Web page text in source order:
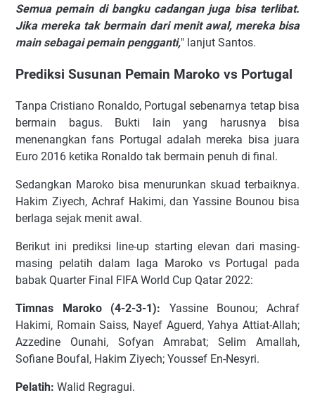
Semua pemain di bangku cadangan juga bisa terlibat.
Jika mereka tak bermain dari menit awal, mereka bisa
main sebagai pemain pengganti," lanjut Santos.
Prediksi Susunan Pemain Maroko vs Portugal
Tanpa Cristiano Ronaldo, Portugal sebenarnya tetap bisa
bermain bagus. Bukti lain yang harusnya bisa
menenangkan fans Portugal adalah mereka bisa juara
Euro 2016 ketika Ronaldo tak bermain penuh di final.
Sedangkan Maroko bisa menurunkan skuad terbaiknya.
Hakim Ziyech, Achraf Hakimi, dan Yassine Bounou bisa
berlaga sejak menit awal.
Berikut ini prediksi line-up starting elevan dari masing-
masing pelatih dalam laga Maroko vs Portugal pada
babak Quarter Final FIFA World Cup Qatar 2022:
Timnas Maroko (4-2-3-1): Yassine Bounou; Achraf
Hakimi, Romain Saiss, Nayef Aguerd, Yahya Attiat-Allah;
Azzedine Ounahi, Sofyan Amrabat; Selim Amallah,
Sofiane Boufal, Hakim Ziyech; Youssef En-Nesyri.
Pelatih: Walid Regragui.